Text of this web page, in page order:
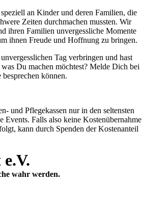
an Kinder und deren Familien, die
Zeiten durchmachen mussten. Wir
ihren Familien unvergessliche Momente
ihnen Freude und Hoffnung zu bringen.
Tag verbringen und hast
Du machen möchtest? Melde Dich bei
können.
und Pflegekassen nur in den seltensten
Events. Falls also keine Kostenübernahme
kann durch Spenden der Kostenanteil
wahr werden.